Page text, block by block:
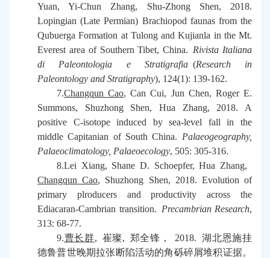
Yuan, Yi-Chun Zhang, Shu-Zhong Shen, 2018.
Lopingian (Late Permian) Brachiopod faunas from the
Qubuerga Formation at Tulong and Kujianla in the Mt.
Everest area of Southern Tibet, China. Rivista Italiana
di Paleontologia e Stratigrafia(Research in
Paleontology and Stratigraphy), 124(1): 139-162.
7.Changqun Cao, Can Cui, Jun Chen, Roger E.
Summons, Shuzhong Shen, Hua Zhang, 2018. A
positive C-isotope induced by sea-level fall in the
middle Capitanian of South China. Palaeogeography,
Palaeoclimatology, Palaeoecology, 505: 305-316.
8.Lei Xiang, Shane D. Schoepfer, Hua Zhang,
Changqun Cao, Shuzhong Shen, 2018. Evolution of
primary plroducers and productivity across the
Ediacaran-Cambrian transition. Precambrian Research,
313: 68-77.
9.曹长群, 崔璨, 郑全锋， 2018. 湖北恩施挂
德鲁普世晚期拉张断陷活动的角砾碎屑堆积证据。